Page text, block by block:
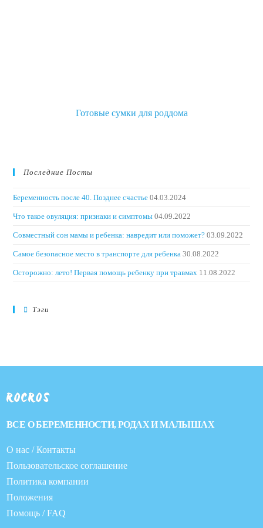
Готовые сумки для роддома
Последние Посты
Беременность после 40. Позднее счастье 04.03.2024
Что такое овуляция: признаки и симптомы 04.09.2022
Совместный сон мамы и ребенка: навредит или поможет? 03.09.2022
Самое безопасное место в транспорте для ребенка 30.08.2022
Осторожно: лето! Первая помощь ребенку при травмах 11.08.2022
Тэги
ROCROS
ВСЕ О БЕРЕМЕННОСТИ, РОДАХ И МАЛЫШАХ
О нас / Контакты
Пользовательское соглашение
Политика компании
Положения
Помощь / FAQ